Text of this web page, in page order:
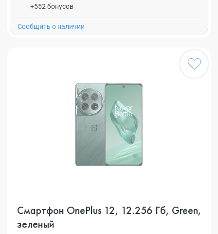
+552 бонусов
Cообщить о наличии
Смартфон OnePlus 12, 12.256 Гб, Green,
зеленый